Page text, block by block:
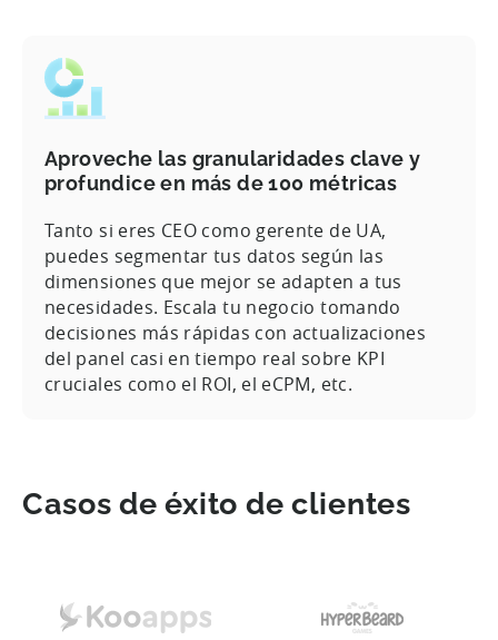
Aproveche las granularidades clave y
profundice en más de 100 métricas
Tanto si eres CEO como gerente de UA,
puedes segmentar tus datos según las
dimensiones que mejor se adapten a tus
necesidades. Escala tu negocio tomando
decisiones más rápidas con actualizaciones
del panel casi en tiempo real sobre KPI
cruciales como el ROI, el eCPM, etc.
Casos de éxito de clientes